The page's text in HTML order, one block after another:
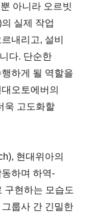
아니라 오르빗
실제 작업
내리고, 설비
다. 단순한
하게 될 역할을
오토에버의
욱 고도화할
현대위아의
하며 하역-
구현하는 모습도
룹사 간 긴밀한